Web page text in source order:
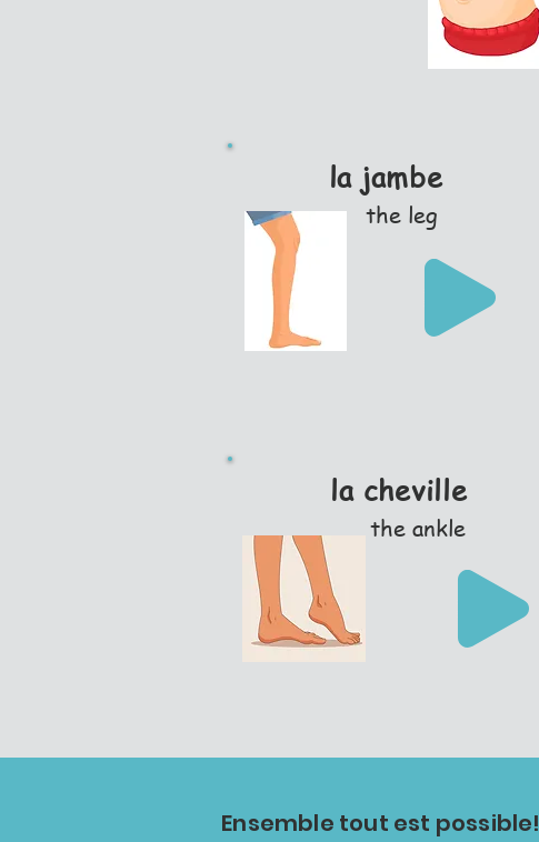
la jambe
the leg
la cheville
the ankle
Ensemble tout est possible!